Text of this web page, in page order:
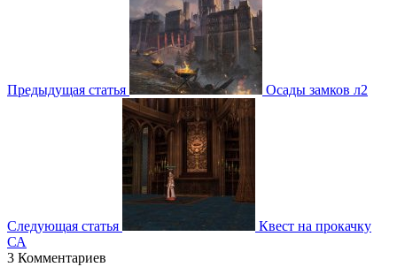
Предыдущая статья Осады замков л2
Следующая статья
Квест на прокачку
СА
3 Комментариев